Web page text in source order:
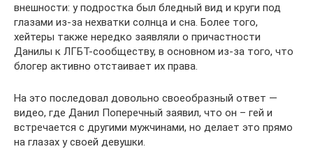
внешности: у подростка был бледный вид и круги под
глазами из-за нехватки солнца и сна. Более того,
хейтеры также нередко заявляли о причастности
Данилы к ЛГБТ-сообществу, в основном из-за того, что
блогер активно отстаивает их права.
На это последовал довольно своеобразный ответ —
видео, где Данил Поперечный заявил, что он – гей и
встречается с другими мужчинами, но делает это прямо
на глазах у своей девушки.